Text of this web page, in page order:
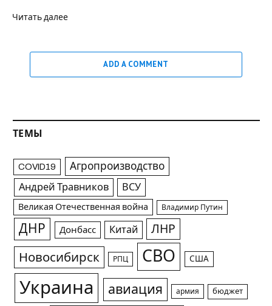
Читать далее
ADD A COMMENT
ТЕМЫ
COVID19 Агропроизводство
Андрей Травников ВСУ
Великая Отечественная война Владимир Путин
ДНР Донбасс Китай ЛНР
Новосибирск РПЦ СВО США
Украина авиация армия бюджет